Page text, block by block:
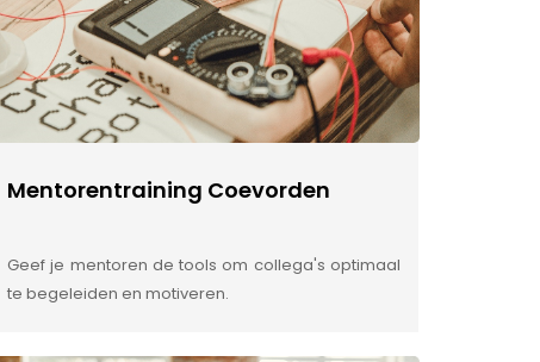
Mentorentraining Coevorden
Geef je mentoren de tools om collega's optimaal
te begeleiden en motiveren.